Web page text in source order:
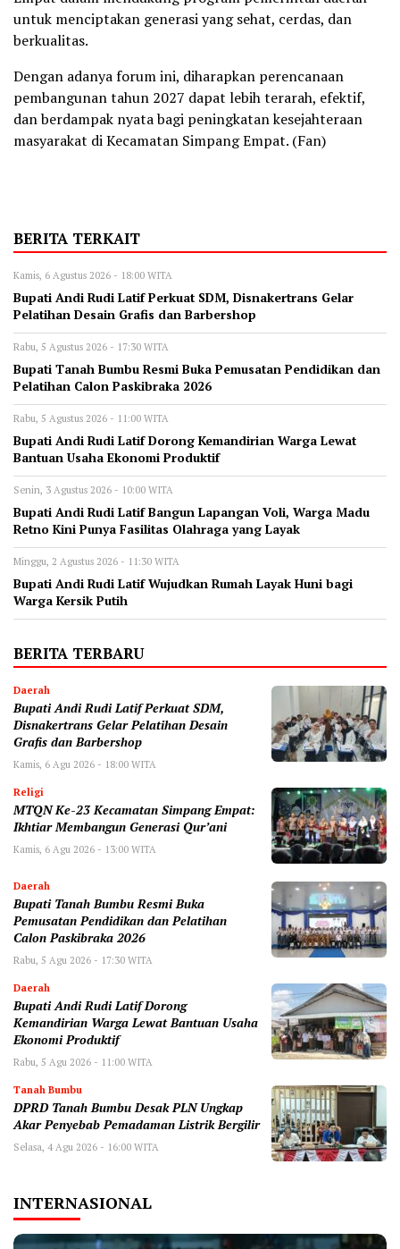
untuk menciptakan generasi yang sehat, cerdas, dan
berkualitas.
Dengan adanya forum ini, diharapkan perencanaan
pembangunan tahun 2027 dapat lebih terarah, efektif,
dan berdampak nyata bagi peningkatan kesejahteraan
masyarakat di Kecamatan Simpang Empat. (Fan)
BERITA TERKAIT
Kamis, 6 Agustus 2026 - 18:00 WITA
Bupati Andi Rudi Latif Perkuat SDM, Disnakertrans Gelar
Pelatihan Desain Grafis dan Barbershop
Rabu, 5 Agustus 2026 - 17:30 WITA
Bupati Tanah Bumbu Resmi Buka Pemusatan Pendidikan dan
Pelatihan Calon Paskibraka 2026
Rabu, 5 Agustus 2026 - 11:00 WITA
Bupati Andi Rudi Latif Dorong Kemandirian Warga Lewat
Bantuan Usaha Ekonomi Produktif
Senin, 3 Agustus 2026 - 10:00 WITA
Bupati Andi Rudi Latif Bangun Lapangan Voli, Warga Madu
Retno Kini Punya Fasilitas Olahraga yang Layak
Minggu, 2 Agustus 2026 - 11:30 WITA
Bupati Andi Rudi Latif Wujudkan Rumah Layak Huni bagi
Warga Kersik Putih
BERITA TERBARU
Daerah
Bupati Andi Rudi Latif Perkuat SDM,
Disnakertrans Gelar Pelatihan Desain
Grafis dan Barbershop
Kamis, 6 Agu 2026 - 18:00 WITA
Religi
MTQN Ke-23 Kecamatan Simpang Empat:
Ikhtiar Membangun Generasi Qur’ani
Kamis, 6 Agu 2026 - 13:00 WITA
Daerah
Bupati Tanah Bumbu Resmi Buka
Pemusatan Pendidikan dan Pelatihan
Calon Paskibraka 2026
Rabu, 5 Agu 2026 - 17:30 WITA
Daerah
Bupati Andi Rudi Latif Dorong
Kemandirian Warga Lewat Bantuan Usaha
Ekonomi Produktif
Rabu, 5 Agu 2026 - 11:00 WITA
Tanah Bumbu
DPRD Tanah Bumbu Desak PLN Ungkap
Akar Penyebab Pemadaman Listrik Bergilir
Selasa, 4 Agu 2026 - 16:00 WITA
INTERNASIONAL